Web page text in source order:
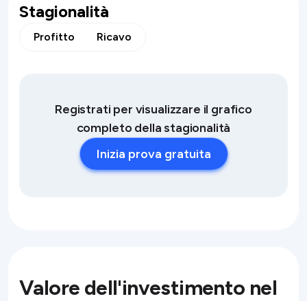
Stagionalità
Profitto Ricavo
Registrati per visualizzare il grafico
completo della stagionalità
Inizia prova gratuita
Valore dell'investimento nel